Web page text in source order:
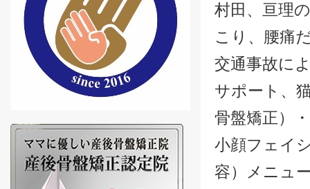
村田、亘理
こり、腰痛
交通事故に
サポート、
骨盤矯正）
小顔フェイ
容）メニュ